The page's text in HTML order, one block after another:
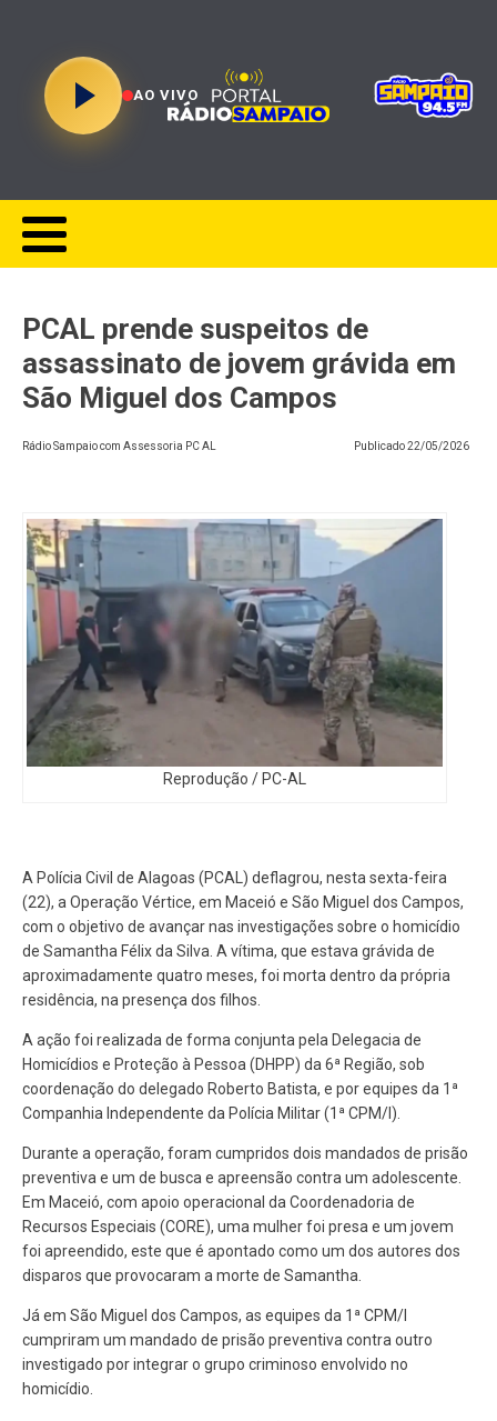
AO VIVO
PCAL prende suspeitos de
assassinato de jovem grávida em
São Miguel dos Campos
Rádio Sampaio com Assessoria PC AL Publicado22/05/2026
Reprodução / PC-AL
A Polícia Civil de Alagoas (PCAL) deflagrou, nesta sexta-feira
(22), a Operação Vértice, em Maceió e São Miguel dos Campos,
com o objetivo de avançar nas investigações sobre o homicídio
de Samantha Félix da Silva. A vítima, que estava grávida de
aproximadamente quatro meses, foi morta dentro da própria
residência, na presença dos filhos.
A ação foi realizada de forma conjunta pela Delegacia de
Homicídios e Proteção à Pessoa (DHPP) da 6ª Região, sob
coordenação do delegado Roberto Batista, e por equipes da 1ª
Companhia Independente da Polícia Militar (1ª CPM/I).
Durante a operação, foram cumpridos dois mandados de prisão
preventiva e um de busca e apreensão contra um adolescente.
Em Maceió, com apoio operacional da Coordenadoria de
Recursos Especiais (CORE), uma mulher foi presa e um jovem
foi apreendido, este que é apontado como um dos autores dos
disparos que provocaram a morte de Samantha.
Já em São Miguel dos Campos, as equipes da 1ª CPM/I
cumpriram um mandado de prisão preventiva contra outro
investigado por integrar o grupo criminoso envolvido no
homicídio.